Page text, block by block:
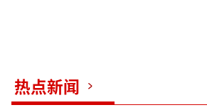
热点新闻